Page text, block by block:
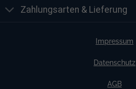
Zahlungsarten & Lieferung
Impressum
Datenschutz
AGB